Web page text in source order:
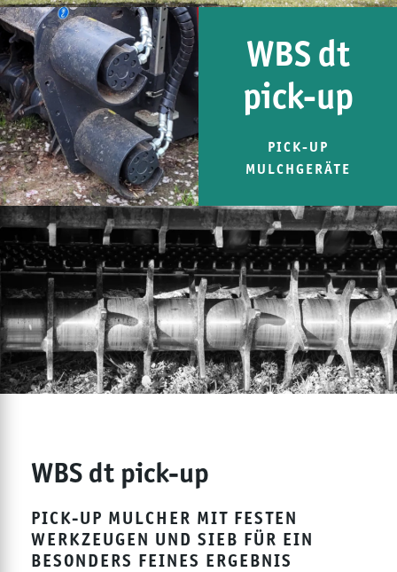
WBS dt
pick-up
PICK-UP
MULCHGERÄTE
WBS dt pick-up
PICK-UP MULCHER MIT FESTEN
WERKZEUGEN UND SIEB FÜR EIN
BESONDERS FEINES ERGEBNIS